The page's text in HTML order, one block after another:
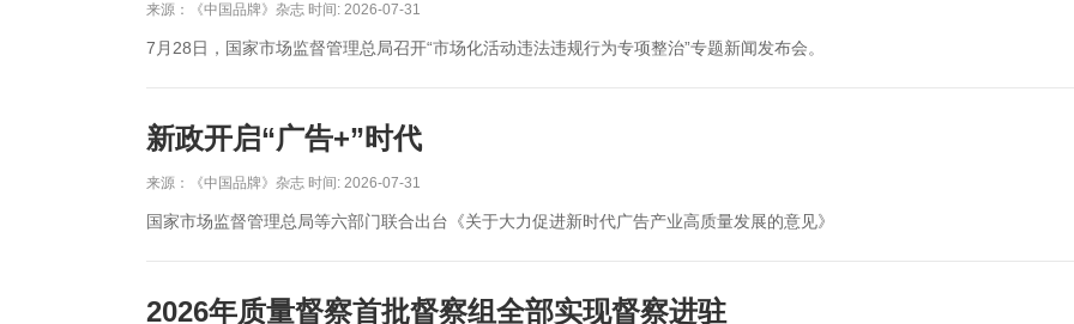
来源：《中国品牌》杂志 时间: 2026-07-31
7月28日，国家市场监督管理总局召开“市场化活动违法违规行为专项整治”专题新闻发布会。
新政开启“广告+”时代
来源：《中国品牌》杂志 时间: 2026-07-31
国家市场监督管理总局等六部门联合出台《关于大力促进新时代广告产业高质量发展的意见》
2026年质量督察首批督察组全部实现督察进驻